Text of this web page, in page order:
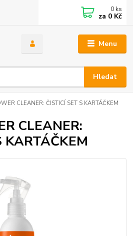
Menu
Hledat
0 ks
za 0 Kč
CLEANER: ČISTICÍ SET S KARTÁČKEM
CLEANER:
KARTÁČKEM